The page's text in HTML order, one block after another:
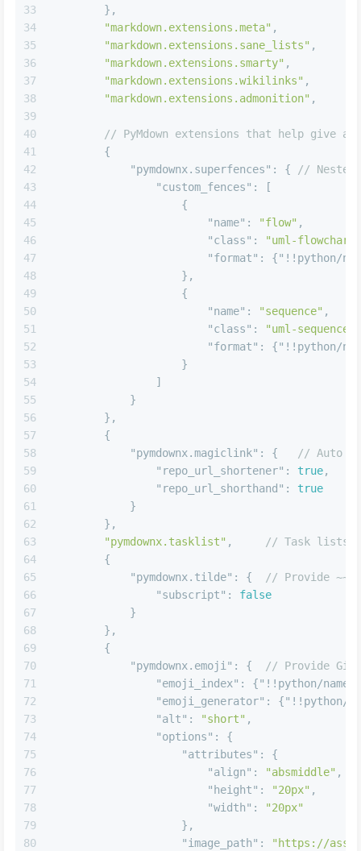
33
34
35
36
37
38
39
40
41
42
43
44
45
46
47
48
49
50
51
52
53
54
55
56
57
58
59
60
61
62
63
64
65
66
67
68
69
70
71
72
73
74
75
76
77
78
79
80
} ,
"markdown.extensions.meta" ,
"markdown.extensions.sane_lists" ,
"markdown.extensions.smarty" ,
"markdown.extensions.wikilinks" ,
"markdown.extensions.admonition" ,
// PyMdown extensions that help give a
{
"pymdownx.superfences" : {
// Nested
"custom_fences" :
[
{
"name" : "flow" ,
"class" :
"uml-flowchart"
"format" : {"!!python/
} ,
{
"name" : "sequence" ,
"class" :
"uml-sequence-
"format" : {"!!python/
}
]
}
} ,
{
"pymdownx.magiclink" : {
// Auto
"repo_url_shortener" : true,
"repo_url_shorthand" :
true
}
} ,
"pymdownx.tasklist" ,
// Task lists
{
"pymdownx.tilde" : {
// Provide
"subscript" :
false
}
} ,
{
"pymdownx.emoji" : {
// Provide
"emoji_index" : {"!!python/name"
"emoji_generator" : {"!!python/
"alt" : "short" ,
"options" :
{
"attributes" :
{
"align" : "absmiddle" ,
"height" : "20px" ,
"width" :
"20px"
} ,
"image_path" :
"https://